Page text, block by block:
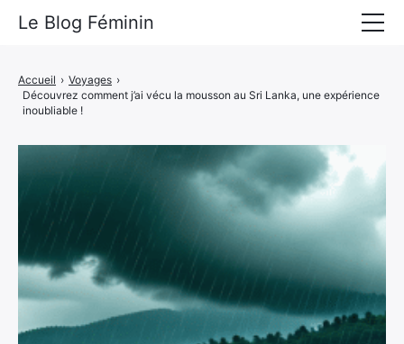
Accueil › Voyages ›
Découvrez comment j’ai vécu la mousson au Sri Lanka, une expérience
inoubliable !
Le Blog Féminin
Alimentation
Mode
Voyages
Déco & Maison
Amour